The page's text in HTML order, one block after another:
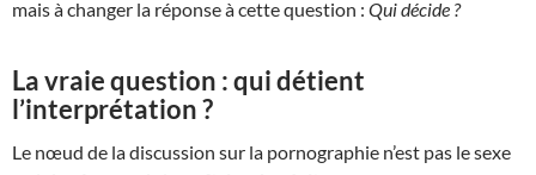
mais à changer la réponse à cette question : Qui décide ?
La vraie question : qui détient
l’interprétation ?
Le nœud de la discussion sur la pornographie n’est pas le sexe